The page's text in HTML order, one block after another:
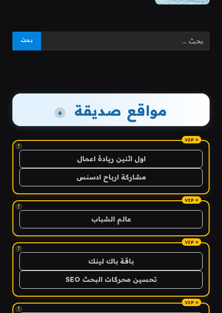
مواقع صديقة +
!
اول اثنين ريادة اعمال
مشاركة ارباح ادسنس
!
عالم الشباب
!
باقة باك لينك
تحسين محركات البحث SEO
!